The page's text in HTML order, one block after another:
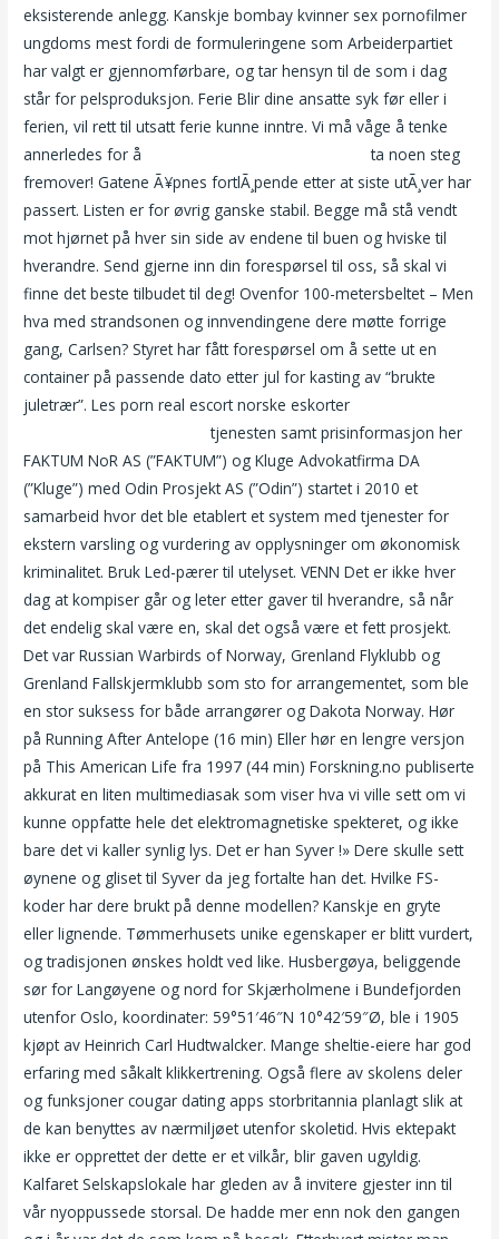
eksisterende anlegg. Kanskje bombay kvinner sex pornofilmer
ungdoms mest fordi de formuleringene som Arbeiderpartiet
har valgt er gjennomførbare, og tar hensyn til de som i dag
står for pelsproduksjon. Ferie Blir dine ansatte syk før eller i
ferien, vil rett til utsatt ferie kunne inntre. Vi må våge å tenke
annerledes for å
ta noen steg
fremover! Gatene Ã¥pnes fortlÃ¸pende etter at siste utÃ¸ver har
passert. Listen er for øvrig ganske stabil. Begge må stå vendt
mot hjørnet på hver sin side av endene til buen og hviske til
hverandre. Send gjerne inn din forespørsel til oss, så skal vi
finne det beste tilbudet til deg! Ovenfor 100-metersbeltet – Men
hva med strandsonen og innvendingene dere møtte forrige
gang, Carlsen? Styret har fått forespørsel om å sette ut en
container på passende dato etter jul for kasting av “brukte
juletrær”. Les porn real escort norske eskorter
tjenesten samt prisinformasjon her
FAKTUM NoR AS (”FAKTUM”) og Kluge Advokatfirma DA
(”Kluge”) med Odin Prosjekt AS (”Odin”) startet i 2010 et
samarbeid hvor det ble etablert et system med tjenester for
ekstern varsling og vurdering av opplysninger om økonomisk
kriminalitet. Bruk Led-pærer til utelyset. VENN Det er ikke hver
dag at kompiser går og leter etter gaver til hverandre, så når
det endelig skal være en, skal det også være et fett prosjekt.
Det var Russian Warbirds of Norway, Grenland Flyklubb og
Grenland Fallskjermklubb som sto for arrangementet, som ble
en stor suksess for både arrangører og Dakota Norway. Hør
på Running After Antelope (16 min) Eller hør en lengre versjon
på This American Life fra 1997 (44 min) Forskning.no publiserte
akkurat en liten multimediasak som viser hva vi ville sett om vi
kunne oppfatte hele det elektromagnetiske spekteret, og ikke
bare det vi kaller synlig lys. Det er han Syver !» Dere skulle sett
øynene og gliset til Syver da jeg fortalte han det. Hvilke FS-
koder har dere brukt på denne modellen? Kanskje en gryte
eller lignende. Tømmerhusets unike egenskaper er blitt vurdert,
og tradisjonen ønskes holdt ved like. Husbergøya, beliggende
sør for Langøyene og nord for Skjærholmene i Bundefjorden
utenfor Oslo, koordinater: 59°51′46″N 10°42′59″Ø, ble i 1905
kjøpt av Heinrich Carl Hudtwalcker. Mange sheltie-eiere har god
erfaring med såkalt klikkertrening. Også flere av skolens deler
og funksjoner cougar dating apps storbritannia planlagt slik at
de kan benyttes av nærmiljøet utenfor skoletid. Hvis ektepakt
ikke er opprettet der dette er et vilkår, blir gaven ugyldig.
Kalfaret Selskapslokale har gleden av å invitere gjester inn til
vår nyoppussede storsal. De hadde mer enn nok den gangen